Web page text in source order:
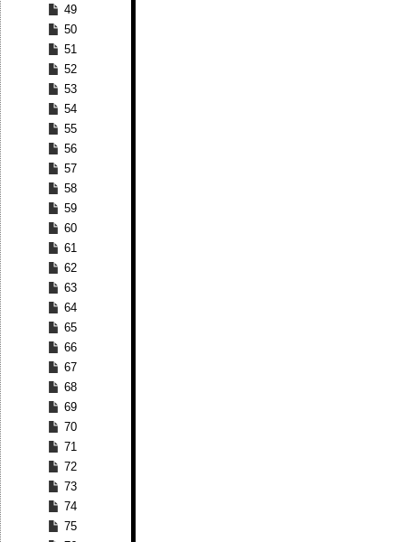
49
50
51
52
53
54
55
56
57
58
59
60
61
62
63
64
65
66
67
68
69
70
71
72
73
74
75